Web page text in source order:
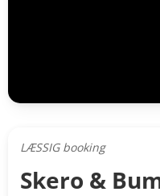
LÆSSIG booking
Skero &